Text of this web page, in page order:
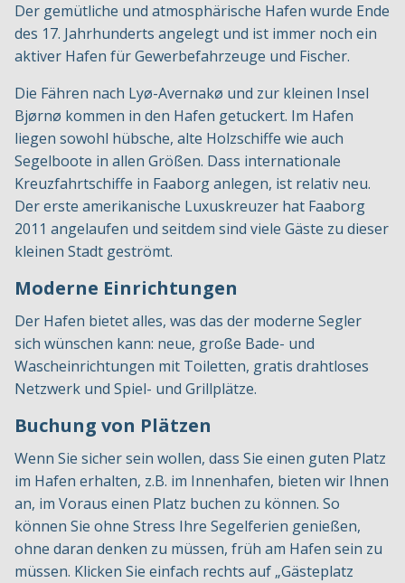
Der gemütliche und atmosphärische Hafen wurde Ende
des 17. Jahrhunderts angelegt und ist immer noch ein
aktiver Hafen für Gewerbefahrzeuge und Fischer.
Die Fähren nach Lyø-Avernakø und zur kleinen Insel
Bjørnø kommen in den Hafen getuckert. Im Hafen
liegen sowohl hübsche, alte Holzschiffe wie auch
Segelboote in allen Größen. Dass internationale
Kreuzfahrtschiffe in Faaborg anlegen, ist relativ neu.
Der erste amerikanische Luxuskreuzer hat Faaborg
2011 angelaufen und seitdem sind viele Gäste zu dieser
kleinen Stadt geströmt.
Moderne Einrichtungen
Der Hafen bietet alles, was das der moderne Segler
sich wünschen kann: neue, große Bade- und
Wascheinrichtungen mit Toiletten, gratis drahtloses
Netzwerk und Spiel- und Grillplätze.
Buchung von Plätzen
Wenn Sie sicher sein wollen, dass Sie einen guten Platz
im Hafen erhalten, z.B. im Innenhafen, bieten wir Ihnen
an, im Voraus einen Platz buchen zu können. So
können Sie ohne Stress Ihre Segelferien genießen,
ohne daran denken zu müssen, früh am Hafen sein zu
müssen. Klicken Sie einfach rechts auf „Gästeplatz